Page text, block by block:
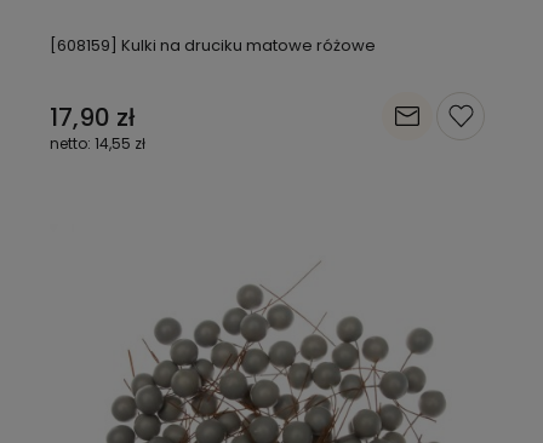
[608159] Kulki na druciku matowe różowe
17,90 zł
14,55 zł